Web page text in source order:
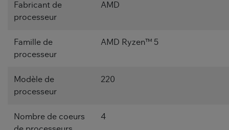
Fabricant de
processeur
AMD
Famille de
processeur
AMD Ryzen™ 5
Modèle de
processeur
220
Nombre de coeurs
4